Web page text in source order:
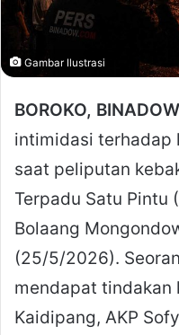
Gambar Ilustrasi
BOROKO,
intimidasi terhadap
saat peliputan
Terpadu Satu Pintu
Bolaang
(25/5/2026).
mendapat tindakan
Kaidipang, AKP